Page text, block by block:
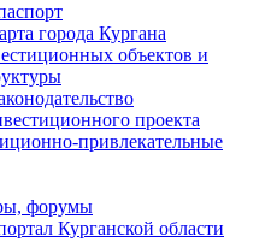
города Кургана
объектов и
проекта
привлекательные
форумы
Курганской области